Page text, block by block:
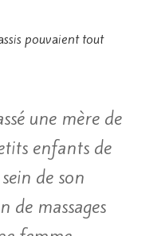
pouvaient tout
une mère de
enfants de
de son
de massages